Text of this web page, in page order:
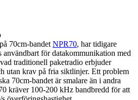
70cm-bandet NPR70, har tidigare
användbart för datakommunikation med
traditionell paketradio erbjuder
utan krav på fria siktlinjer. Ett problem
70cm-bandet är smalare än i andra
kräver 100-200 kHz bandbredd för att